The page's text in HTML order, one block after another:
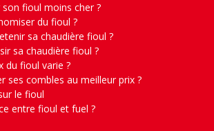
fioul moins cher ?
du fioul ?
sa chaudière fioul ?
sa chaudière fioul ?
du fioul varie ?
ses combles au meilleur prix ?
le fioul
entre fioul et fuel ?